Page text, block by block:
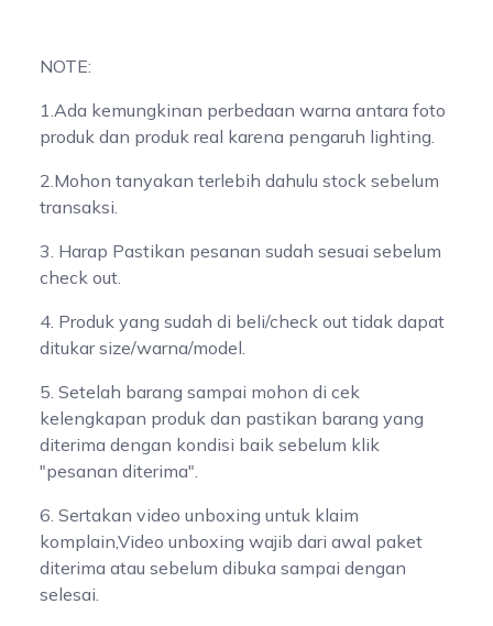
NOTE:
1.Ada kemungkinan perbedaan warna antara foto
produk dan produk real karena pengaruh lighting.
2.Mohon tanyakan terlebih dahulu stock sebelum
transaksi.
3. Harap Pastikan pesanan sudah sesuai sebelum
check out.
4. Produk yang sudah di beli/check out tidak dapat
ditukar size/warna/model.
5. Setelah barang sampai mohon di cek
kelengkapan produk dan pastikan barang yang
diterima dengan kondisi baik sebelum klik
"pesanan diterima".
6. Sertakan video unboxing untuk klaim
komplain,Video unboxing wajib dari awal paket
diterima atau sebelum dibuka sampai dengan
selesai.